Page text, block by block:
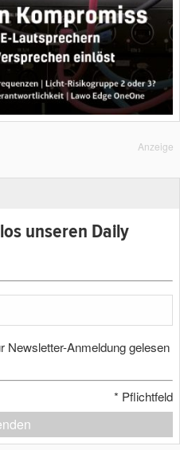
Anzeige
unseren Daily
Newsletter-Anmeldung gelesen
* Pflichtfeld